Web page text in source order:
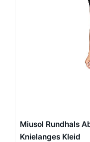
Miusol Rundhals
Knielanges Kleid